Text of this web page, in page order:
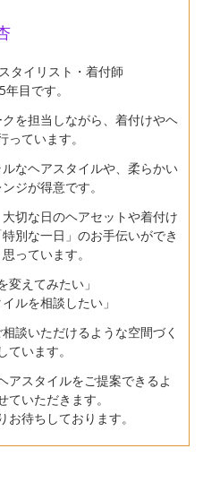
タイリスト・着付師
目です。
を担当しながら、着付けやヘ
っています。
なヘアスタイルや、柔らかい
ジが得意です。
切な日のヘアセットや着付け
別な一日」のお手伝いができ
っています。
変えてみたい」
ルを相談したい」
談いただけるような空間づく
ています。
アスタイルをご提案できるよ
ていただきます。
待ちしております。